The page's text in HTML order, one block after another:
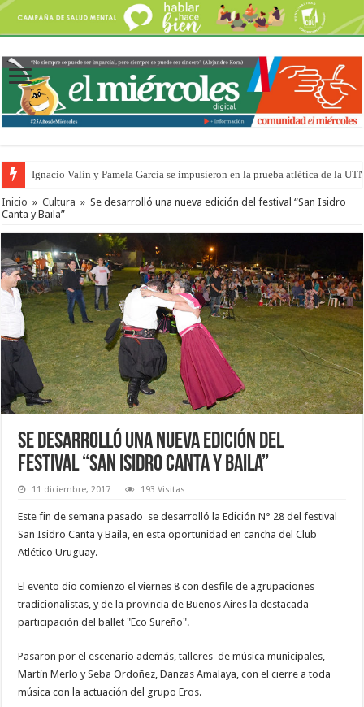
Ignacio Valín y Pamela García se impusieron en la prueba atlética de la
Traigo el litoral en mi canción: 100 años de Aníbal Sampayo
Inicio » Cultura » Se desarrolló una nueva edición del festival “San Isidro
Canta y Baila”
Se desarrolló una nueva edición del
festival “San Isidro Canta y Baila”
11 diciembre, 2017 193 Visitas
Este fin de semana pasado se desarrolló la Edición N° 28 del festival
San Isidro Canta y Baila, en esta oportunidad en cancha del Club
Atlético Uruguay.
El evento dio comienzo el viernes 8 con desfile de agrupaciones
tradicionalistas, y de la provincia de Buenos Aires la destacada
participación del ballet "Eco Sureño".
Pasaron por el escenario además, talleres de música municipales,
Martín Merlo y Seba Ordoñez, Danzas Amalaya, con el cierre a toda
música con la actuación del grupo Eros.